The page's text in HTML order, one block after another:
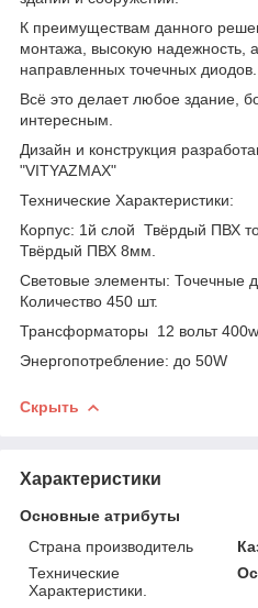
К преимуществам данного
монтажа, высокую надежность,
направленных точечных диодов.
Всё это делает любое здание,
интересным.
Дизайн и конструкция
"VITYAZMAX"
Технические Характеристики:
Корпус: 1й слой Твёрдый ПВХ
Твёрдый ПВХ 8мм.
Световые элементы: Точечные
Количество 450 шт.
Трансформаторы 12 вольт
Энергопотребление: до 50W
Скрыть
Характеристики
Основные атрибуты
Страна производитель
Технические
Характеристики.